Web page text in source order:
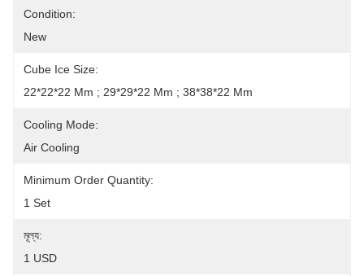
Condition:
New
Cube Ice Size:
22*22*22 Mm ; 29*29*22 Mm ; 38*38*22 Mm
Cooling Mode:
Air Cooling
Minimum Order Quantity:
1 Set
মূল্য:
1 USD